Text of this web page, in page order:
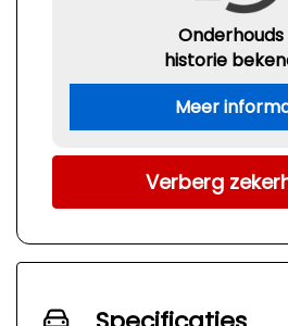
Onderhouds
historie
Meer
Verberg